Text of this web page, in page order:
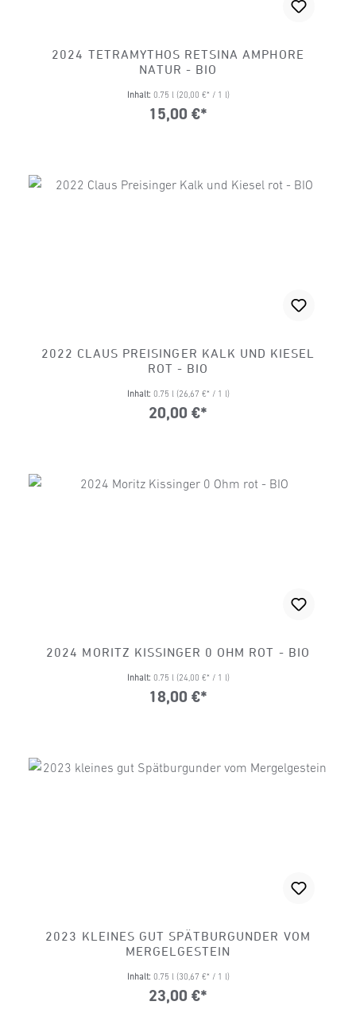
2024 TETRAMYTHOS RETSINA AMPHORE
NATUR - BIO
Inhalt: 0.75 l (20,00 €* / 1 l)
15,00 €*
2022 CLAUS PREISINGER KALK UND KIESEL
ROT - BIO
Inhalt: 0.75 l (26,67 €* / 1 l)
20,00 €*
2024 MORITZ KISSINGER 0 OHM ROT - BIO
Inhalt: 0.75 l (24,00 €* / 1 l)
18,00 €*
2023 KLEINES GUT SPÄTBURGUNDER VOM
MERGELGESTEIN
Inhalt: 0.75 l (30,67 €* / 1 l)
23,00 €*